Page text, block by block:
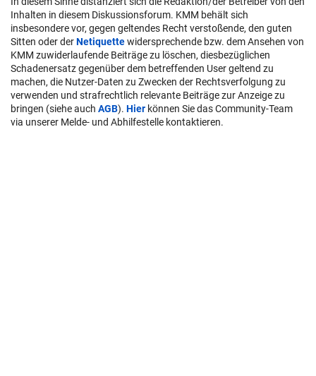
Inhalten in diesem Diskussionsforum. KMM behält sich
insbesondere vor, gegen geltendes Recht verstoßende, den guten
Sitten oder derNetiquettewidersprechende bzw. dem Ansehen von
KMM zuwiderlaufende Beiträge zu löschen, diesbezüglichen
Schadenersatz gegenüber dem betreffenden User geltend zu
machen, die Nutzer-Daten zu Zwecken der Rechtsverfolgung zu
verwenden und strafrechtlich relevante Beiträge zur Anzeige zu
bringen (siehe auch AGB). Hier können Sie das Community-Team
via unserer Melde- und Abhilfestelle kontaktieren.